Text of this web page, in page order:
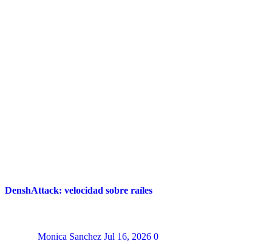
DenshAttack: velocidad sobre raíles
Monica Sanchez Jul 16, 2026 0